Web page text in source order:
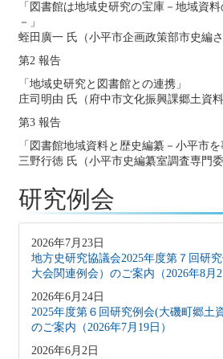
「図書館は地域史研究の宝庫－地域資
－」
蛭田廣一 氏（小平市企画政策部市史編さ
第2 報告
「地域史研究と図書館との連携」
庄司明由 氏（府中市文化振興課郷土資料
第3 報告
「図書館地域資料と歴史編纂－小平市を
三野行徳 氏（小平市史編纂室調査専門委
研究例会
2026年7月23日
地方史研究協議会2025年度第７回研
大会関連例会）のご案内（2026年8月2
2026年6月24日
2025年度第６回研究例会(大磯町郷土
のご案内（2026年7月19日）
2026年6月2日